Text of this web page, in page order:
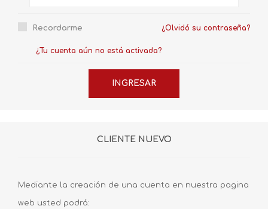
Recordarme ¿Olvidó su contraseña?
¿Tu cuenta aún no está activada?
CLIENTE NUEVO
Mediante la creación de una cuenta en nuestra pagina
web usted podrá: